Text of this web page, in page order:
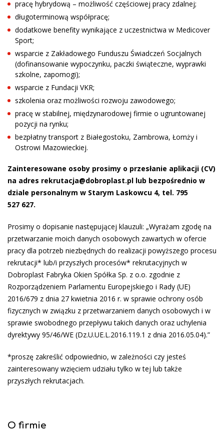
pracę hybrydową – możliwość częściowej pracy zdalnej;
długoterminową współpracę;
dodatkowe benefity wynikające z uczestnictwa w Medicover
Sport;
wsparcie z Zakładowego Funduszu Świadczeń Socjalnych
(dofinansowanie wypoczynku, paczki świąteczne, wyprawki
szkolne, zapomogi);
wsparcie z Fundacji VKR;
szkolenia oraz możliwości rozwoju zawodowego;
pracę w stabilnej, międzynarodowej firmie o ugruntowanej
pozycji na rynku;
bezpłatny transport z Białegostoku, Zambrowa, Łomży i
Ostrowi Mazowieckiej.
Zainteresowane osoby prosimy o przesłanie aplikacji (CV)
na adres rekrutacja@dobroplast.pl lub bezpośrednio w
dziale personalnym w Starym Laskowcu 4, tel. 795
527 627.
Prosimy o dopisanie następującej klauzuli: „Wyrażam zgodę na
przetwarzanie moich danych osobowych zawartych w ofercie
pracy dla potrzeb niezbędnych do realizacji powyższego procesu
rekrutacji* lub/i przyszłych procesów* rekrutacyjnych w
Dobroplast Fabryka Okien Spółka Sp. z o.o. zgodnie z
Rozporządzeniem Parlamentu Europejskiego i Rady (UE)
2016/679 z dnia 27 kwietnia 2016 r. w sprawie ochrony osób
fizycznych w związku z przetwarzaniem danych osobowych i w
sprawie swobodnego przepływu takich danych oraz uchylenia
dyrektywy 95/46/WE (Dz.U.UE.L.2016.119.1 z dnia 2016.05.04).”
*proszę zakreślić odpowiednio, w zależności czy jesteś
zainteresowany wzięciem udziału tylko w tej lub także
przyszłych rekrutacjach.
O firmie